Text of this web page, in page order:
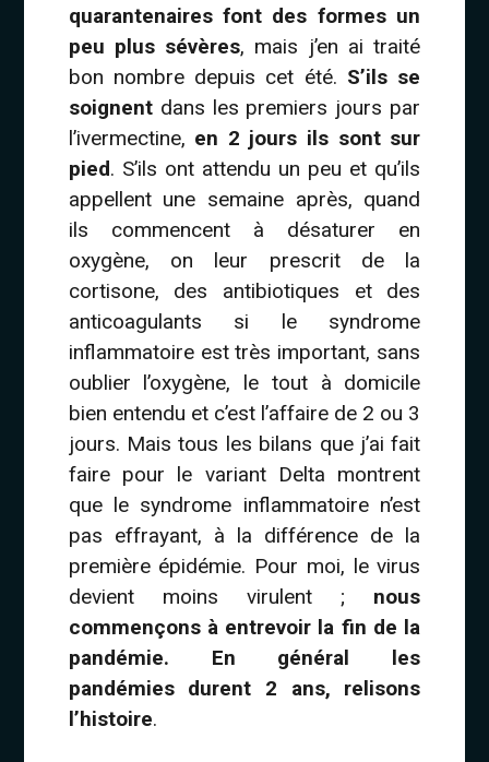
quarantenaires font des formes un
peu plus sévères, mais j’en ai traité
bon nombre depuis cet été. S’ils se
soignent dans les premiers jours par
l’ivermectine, en 2 jours ils sont sur
pied. S’ils ont attendu un peu et qu’ils
appellent une semaine après, quand
ils commencent à désaturer en
oxygène, on leur prescrit de la
cortisone, des antibiotiques et des
anticoagulants si le syndrome
inflammatoire est très important, sans
oublier l’oxygène, le tout à domicile
bien entendu et c’est l’affaire de 2 ou 3
jours. Mais tous les bilans que j’ai fait
faire pour le variant Delta montrent
que le syndrome inflammatoire n’est
pas effrayant, à la différence de la
première épidémie. Pour moi, le virus
devient moins virulent ; nous
commençons à entrevoir la fin de la
pandémie. En général les
pandémies durent 2 ans, relisons
l’histoire.